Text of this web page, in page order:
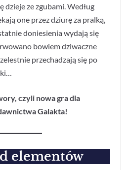
dzieje ze zgubami. Według
one przez dziurę za pralką,
doniesienia wydają się
bowiem dziwaczne
przechadzają się po
czyli nowa gra dla
Galakta!
elementów